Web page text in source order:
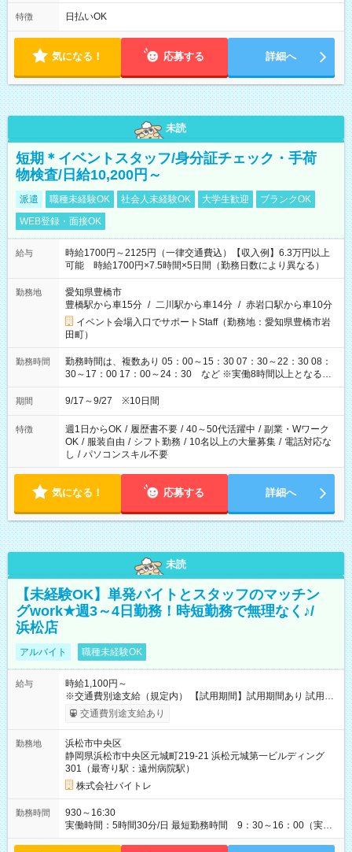
は固定休です／夏季、年末年始等、長期休暇有り！） ・ワンシ
フト！ 残業ほぼナシ（0～5h/月）
特徴 日払いOK
気になる！ 応募する 詳細へ
未読
短期＊イベントスタッフ/身分証チェック・手荷
物検査/日給10,200円～
派遣 職種未経験OK 社会人未経験OK 大学生歓迎
ブランクOK
WEB登録・面接OK
給与
時給1700円～2125円（一律交通費込）【収入例】6.3万円以上
可能 時給1700円×7.5時間×5日間（勤務日数により異なる）
勤務地
愛知県豊橋市
豊橋駅から車15分 / 二川駅から車14分 / 赤岩口駅から車10分
イベント会場入口でサポートStaff（勤務地：愛知県豊橋市岩
田町）
勤務時間
勤務時間は、複数あり 05：00～15：30 07：30～22：30 08：
30～17：00 17：00～24：30 など ※実働8時間以上となる勤
務もあります。 【休憩】60分+他休憩あり 交替で取得します。
安全面に配慮しこまめな休憩があります。
期間 9/17～9/27 ※10日間
特徴 週1日からOK / 履歴書不要 / 40～50代活躍中 / 副業・Wワーク
OK / 服装自由 / シフト勤務 / 10名以上の大量募集 / 電話対応な
し / パソコンスキル不要
気になる！ 応募する 詳細へ
未読
【未経験OK】単発バイトとスタッフのマッチン
グwork★週3～4日勤務！時短勤務で無理なく♪/
浜松店
アルバイト 職種未経験OK
給与
時給1,100円～
※交通費別途支給（規定内） 【試用期間】試用期間あり 試用期
間の長さ：2ヶ月 雇用形態、給与は本採用時と同じです。
交通費別途支給あり
勤務地
浜松市中央区
静岡県浜松市中央区元城町219-21 浜松元城第一ビルディング
301（最寄り駅：遠州病院駅）
株式会社バイトレ
勤務時間
930～16:30
実働時間：5時間30分/日 最短勤務時間 9：30～16：00（実働
5.5時間） 9：30～16：30（実働6時間）、9：30～17：00（実